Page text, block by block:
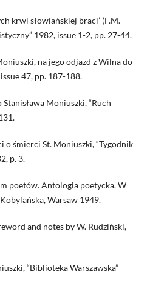
krwi słowiańskiej braci’ (F.M.
1982, issue 1-2, pp. 27-44.
na jego odjazd z Wilna do
47, pp. 187-188.
Moniuszki, “Ruch
o śmierci St. Moniuszki, “Tygodnik
p. 3.
poetów. Antologia poetycka. W
Warsaw 1949.
and notes by W. Rudziński,
“Biblioteka Warszawska”